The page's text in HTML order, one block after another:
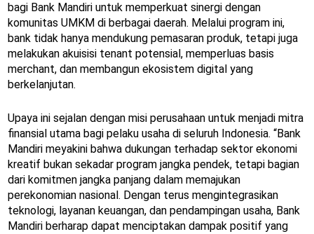
bagi Bank Mandiri untuk memperkuat sinergi dengan
komunitas UMKM di berbagai daerah. Melalui program ini,
bank tidak hanya mendukung pemasaran produk, tetapi juga
melakukan akuisisi tenant potensial, memperluas basis
merchant, dan membangun ekosistem digital yang
berkelanjutan.
Upaya ini sejalan dengan misi perusahaan untuk menjadi mitra
finansial utama bagi pelaku usaha di seluruh Indonesia. “Bank
Mandiri meyakini bahwa dukungan terhadap sektor ekonomi
kreatif bukan sekadar program jangka pendek, tetapi bagian
dari komitmen jangka panjang dalam memajukan
perekonomian nasional. Dengan terus mengintegrasikan
teknologi, layanan keuangan, dan pendampingan usaha, Bank
Mandiri berharap dapat menciptakan dampak positif yang